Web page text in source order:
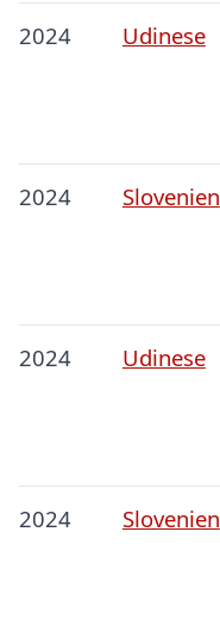
2024 Udinese
2024 Slovenien
2024 Udinese
2024 Slovenien